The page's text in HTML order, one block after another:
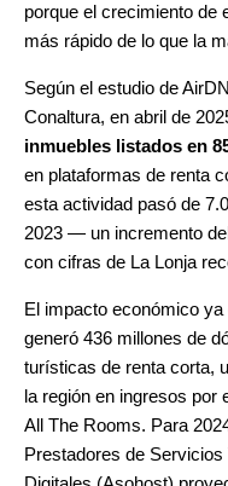
porque el crecimiento de
más rápido de lo que la
Según el estudio de
Conaltura, en abril de
inmuebles listados en
en plataformas de renta
esta actividad pasó de
2023 — un incremento
con cifras de La Lonja
El impacto económico
generó 436 millones de
turísticas de renta corta,
la región en ingresos por
All The Rooms. Para
Prestadores de